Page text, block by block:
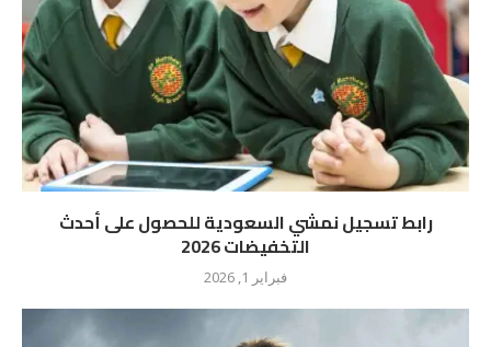
رابط تسجيل نمشي السعودية للحصول على أحدث
التخفيضات 2026
فبراير 1, 2026